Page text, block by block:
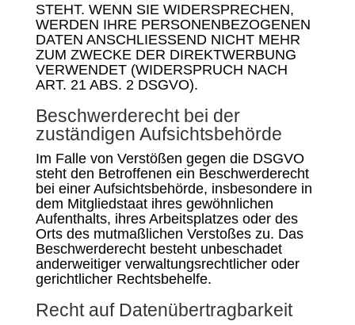
STEHT. WENN SIE WIDERSPRECHEN,
WERDEN IHRE PERSONENBEZOGENEN
DATEN ANSCHLIESSEND NICHT MEHR
ZUM ZWECKE DER DIREKTWERBUNG
VERWENDET (WIDERSPRUCH NACH
ART. 21 ABS. 2 DSGVO).
Beschwerde­recht bei der
zuständigen Aufsichts­behörde
Im Falle von Verstößen gegen die DSGVO
steht den Betroffenen ein Beschwerderecht
bei einer Aufsichtsbehörde, insbesondere in
dem Mitgliedstaat ihres gewöhnlichen
Aufenthalts, ihres Arbeitsplatzes oder des
Orts des mutmaßlichen Verstoßes zu. Das
Beschwerderecht besteht unbeschadet
anderweitiger verwaltungsrechtlicher oder
gerichtlicher Rechtsbehelfe.
Recht auf Daten­übertrag­barkeit